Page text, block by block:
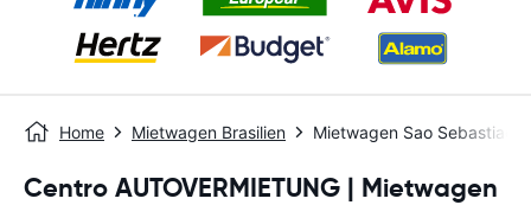
Home Mietwagen Brasilien Mietwagen Sao Sebastiao -
Centro AUTOVERMIETUNG | Mietwagen